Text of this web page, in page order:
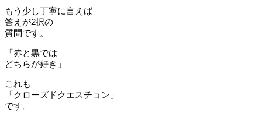
もう少し丁寧に言えば
答えが2択の
質問です。
「赤と黒では
どちらが好き」
これも
「クローズドクエスチョン」
です。